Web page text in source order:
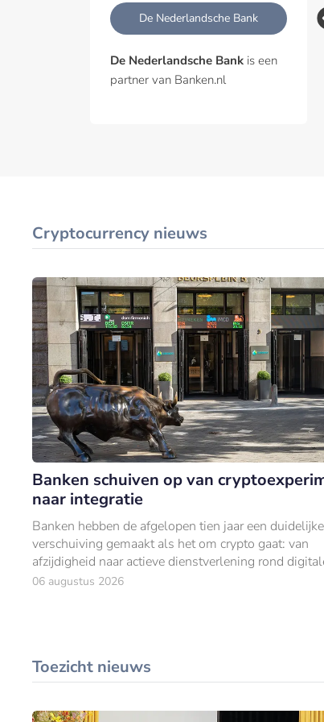
De Nederlandsche Bank
De Nederlandsche Bank is een
partner van Banken.nl
ING probeert met AI
aan te haken bij het
Zerohash krijgt EMI-
vergunning van DNB
en breidt stablecoin-
dienstverlening uit
Cryptocurrency nieuws
Banken schuiven op van
naar integratie
Banken hebben de afgelopen tien jaar een duidelijke
verschuiving gemaakt als het om crypto gaat: van
afzijdigheid naar actieve dienstverlening rond
activa.
06 augustus 2026
Toezicht nieuws